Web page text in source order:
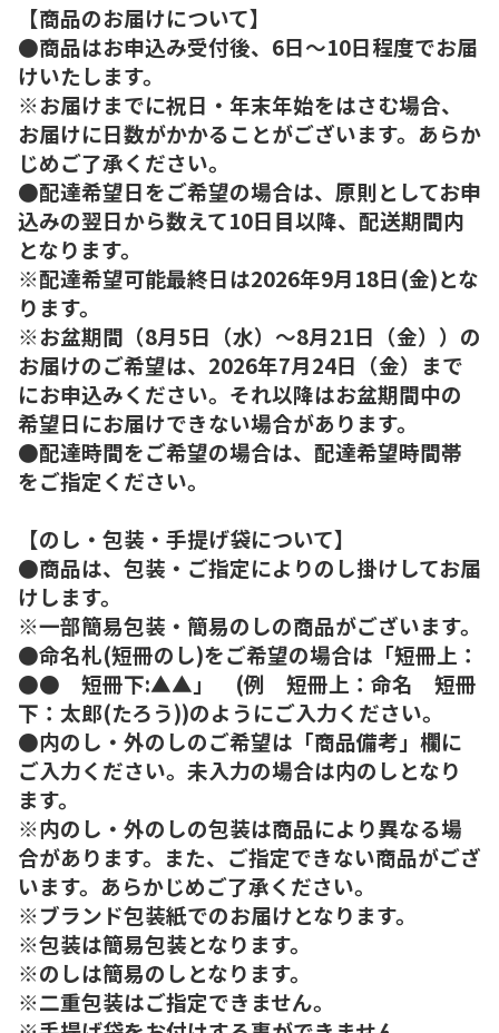
【商品のお届けについて】
●商品はお申込み受付後、6日～10日程度でお届
けいたします。
※お届けまでに祝日・年末年始をはさむ場合、
お届けに日数がかかることがございます。あらか
じめご了承ください。
●配達希望日をご希望の場合は、原則としてお申
込みの翌日から数えて10日目以降、配送期間内
となります。
※配達希望可能最終日は2026年9月18日(金)とな
ります。
※お盆期間（8月5日（水）～8月21日（金））の
お届けのご希望は、2026年7月24日（金）まで
にお申込みください。それ以降はお盆期間中の
希望日にお届けできない場合があります。
●配達時間をご希望の場合は、配達希望時間帯
をご指定ください。
【のし・包装・手提げ袋について】
●商品は、包装・ご指定によりのし掛けしてお届
けします。
※一部簡易包装・簡易のしの商品がございます。
●命名札(短冊のし)をご希望の場合は「短冊上：
●● 短冊下:▲▲」 (例 短冊上：命名 短冊
下：太郎(たろう))のようにご入力ください。
●内のし・外のしのご希望は「商品備考」欄に
ご入力ください。未入力の場合は内のしとなり
ます。
※内のし・外のしの包装は商品により異なる場
合があります。また、ご指定できない商品がござ
います。あらかじめご了承ください。
※ブランド包装紙でのお届けとなります。
※包装は簡易包装となります。
※のしは簡易のしとなります。
※二重包装はご指定できません。